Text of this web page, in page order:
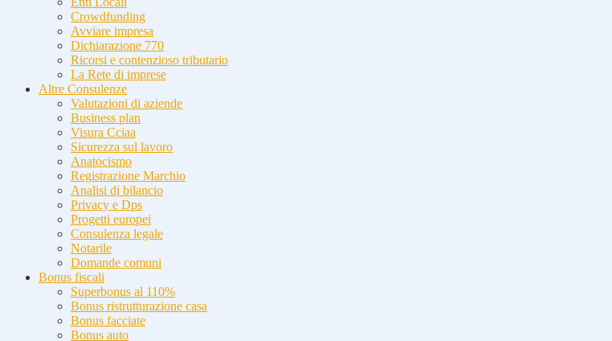
Crowdfunding
Avviare impresa
Dichiarazione 770
Ricorsi e contenzioso tributario
La Rete di imprese
Altre Consulenze
Valutazioni di aziende
Business plan
Visura Cciaa
Sicurezza sul lavoro
Anatocismo
Registrazione Marchio
Analisi di bilancio
Privacy e Dps
Progetti europei
Consulenza legale
Notarile
Domande comuni
Bonus fiscali
Superbonus al 110%
Bonus ristrutturazione casa
Bonus facciate
Bonus auto